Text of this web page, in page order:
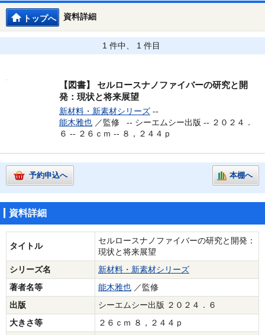
資料詳細
トップへ
1 件中、 1 件目
【図書】
セルロースナノファイバーの研究と開
発：現状と将来展望
新材料・新素材シリーズ --
能木雅也 ／監修 -- シーエムシー出版 -- ２０２４．
６ -- ２６ｃｍ -- ８，２４４ｐ
予約申込へ 本棚へ
資料詳細
タイトル
セルロースナノファイバーの研究と開発：
現状と将来展望
シリーズ名
新材料・新素材シリーズ
著者名等
能木雅也 ／監修
出版
シーエムシー出版 ２０２４．６
大きさ等
２６ｃｍ ８，２４４ｐ